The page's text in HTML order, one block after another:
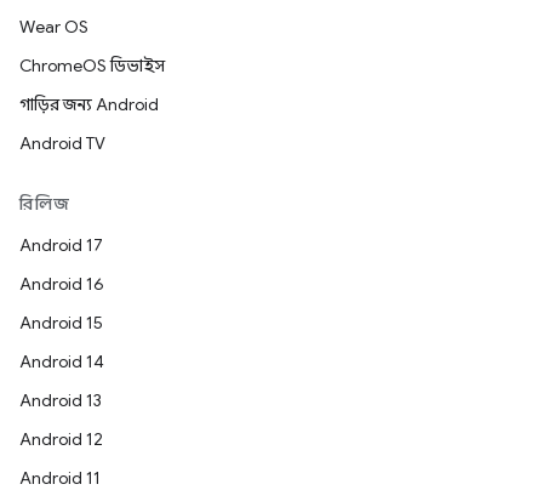
Wear OS
ChromeOS ডিভাইস
গাড়ির জন্য Android
Android TV
রিলিজ
Android 17
Android 16
Android 15
Android 14
Android 13
Android 12
Android 11